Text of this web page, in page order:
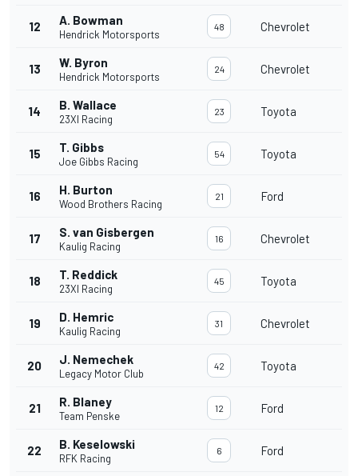
12 A. Bowman
Hendrick Motorsports
48 Chevrolet
13 W. Byron
Hendrick Motorsports
24 Chevrolet
14 B. Wallace
23XI Racing
23 Toyota
15 T. Gibbs
Joe Gibbs Racing
54 Toyota
16 H. Burton
Wood Brothers Racing
21 Ford
17 S. van Gisbergen
Kaulig Racing
16 Chevrolet
18 T. Reddick
23XI Racing
45 Toyota
19 D. Hemric
Kaulig Racing
31 Chevrolet
20 J. Nemechek
Legacy Motor Club
42 Toyota
21 R. Blaney
Team Penske
12 Ford
22 B. Keselowski
RFK Racing
6 Ford